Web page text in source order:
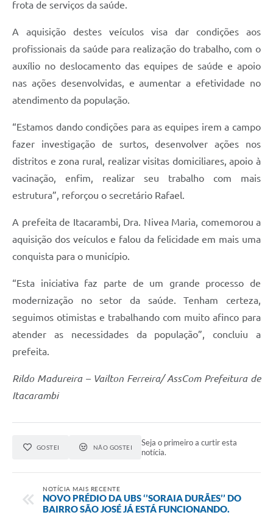
frota de serviços da saúde.
A aquisição destes veículos visa dar condições aos
profissionais da saúde para realização do trabalho, com o
auxílio no deslocamento das equipes de saúde e apoio
nas ações desenvolvidas, e aumentar a efetividade no
atendimento da população.
“Estamos dando condições para as equipes irem a campo
fazer investigação de surtos, desenvolver ações nos
distritos e zona rural, realizar visitas domiciliares, apoio à
vacinação, enfim, realizar seu trabalho com mais
estrutura”, reforçou o secretário Rafael.
A prefeita de Itacarambi, Dra. Nivea Maria, comemorou a
aquisição dos veículos e falou da felicidade em mais uma
conquista para o município.
“Esta iniciativa faz parte de um grande processo de
modernização no setor da saúde. Tenham certeza,
seguimos otimistas e trabalhando com muito afinco para
atender as necessidades da população”, concluiu a
prefeita.
Rildo Madureira – Vailton Ferreira/ AssCom Prefeitura de
Itacarambi
GOSTEI NÃO GOSTEI
Seja o primeiro a curtir esta
notícia.
NOTÍCIA MAIS RECENTE
NOVO PRÉDIO DA UBS ‘’SORAIA DURÃES’’ DO
BAIRRO SÃO JOSÉ JÁ ESTÁ FUNCIONANDO.